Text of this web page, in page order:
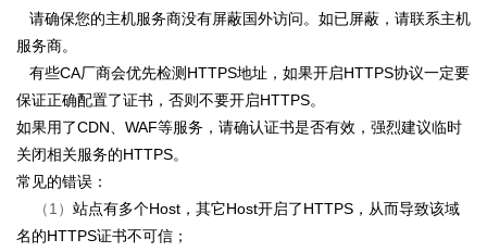
请确保您的主机服务商没有屏蔽国外访问。如已屏蔽，请联系主机
服务商。
有些CA厂商会优先检测HTTPS地址，如果开启HTTPS协议一定要
保证正确配置了证书，否则不要开启HTTPS。
如果用了CDN、WAF等服务，请确认证书是否有效，强烈建议临时
关闭相关服务的HTTPS。
常见的错误：
（1） 站点有多个Host，其它Host开启了HTTPS，从而导致该域
名的HTTPS证书不可信；